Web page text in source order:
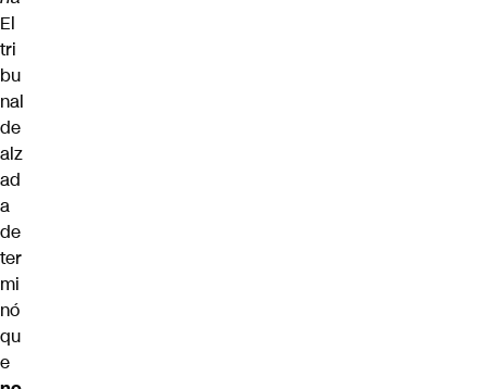
El
tri
bu
nal
de
alz
ad
a
de
ter
mi
nó
qu
e